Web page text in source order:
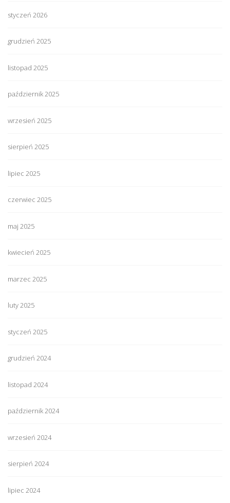
styczeń 2026
grudzień 2025
listopad 2025
październik 2025
wrzesień 2025
sierpień 2025
lipiec 2025
czerwiec 2025
maj 2025
kwiecień 2025
marzec 2025
luty 2025
styczeń 2025
grudzień 2024
listopad 2024
październik 2024
wrzesień 2024
sierpień 2024
lipiec 2024